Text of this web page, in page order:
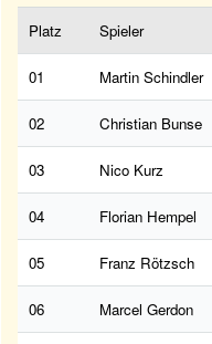
Platz Spieler
01 Martin Schindler
02 Christian Bunse
03 Nico Kurz
04 Florian Hempel
05 Franz Rötzsch
06 Marcel Gerdon